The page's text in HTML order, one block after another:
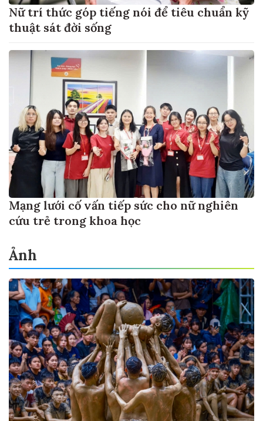
Nữ trí thức góp tiếng nói để tiêu chuẩn kỹ
thuật sát đời sống
Mạng lưới cố vấn tiếp sức cho nữ nghiên
cứu trẻ trong khoa học
Ảnh